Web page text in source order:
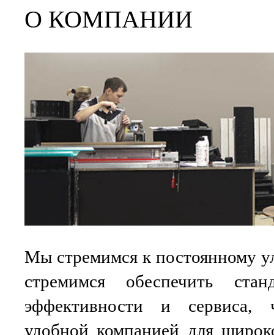
О КОМПАНИИ
Мы стремимся к постоянному
стремимся обеспечить
эффективности и сервиса,
удобной компанией для